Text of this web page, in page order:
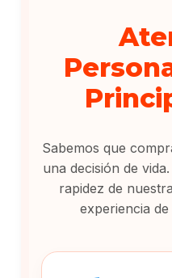
Sabemos que
una decisión de
rapidez de
experiencia